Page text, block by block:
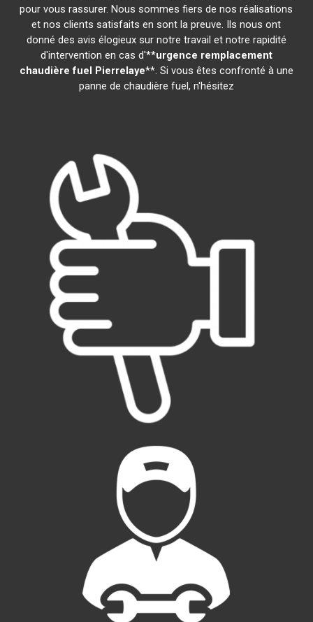
pour vous rassurer. Nous sommes fiers de nos réalisations
et nos clients satisfaits en sont la preuve. Ils nous ont
donné des avis élogieux sur notre travail et notre rapidité
d'intervention en cas d'**urgence remplacement
chaudière fuel Pierrelaye**. Si vous êtes confronté à une
panne de chaudière fuel, n'hésitez